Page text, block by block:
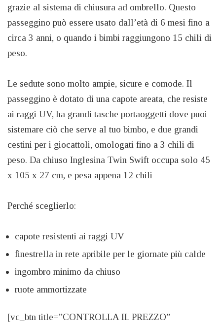
grazie al sistema di chiusura ad ombrello. Questo
passeggino può essere usato dall’età di 6 mesi fino a
circa 3 anni, o quando i bimbi raggiungono 15 chili di
peso.
Le sedute sono molto ampie, sicure e comode. Il
passeggino è dotato di una capote areata, che resiste
ai raggi UV, ha grandi tasche portaoggetti dove puoi
sistemare ciò che serve al tuo bimbo, e due grandi
cestini per i giocattoli, omologati fino a 3 chili di
peso. Da chiuso Inglesina Twin Swift occupa solo 45
x 105 x 27 cm, e pesa appena 12 chili
Perché sceglierlo:
capote resistenti ai raggi UV
finestrella in rete apribile per le giornate più calde
ingombro minimo da chiuso
ruote ammortizzate
[vc_btn title=”CONTROLLA IL PREZZO”